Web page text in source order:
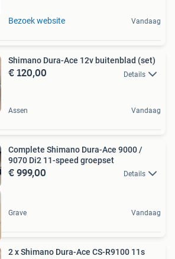
Bezoek website Vandaag
Shimano Dura-Ace 12v buitenblad (set)
€ 120,00 Details
Assen Vandaag
Complete Shimano Dura-Ace 9000 /
9070 Di2 11-speed groepset
€ 999,00 Details
Grave Vandaag
2 x Shimano Dura-Ace CS-R9100 11s